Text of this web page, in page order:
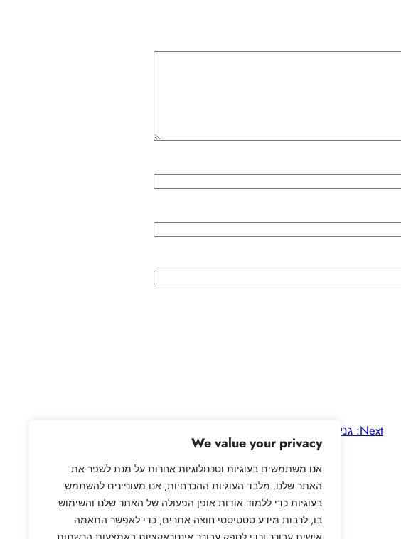
We value your privacy
אנו משתמשים בעוגיות וטכנולוגיות אחרות על מנת לשפר את
האתר שלנו. מלבד העוגיות ההכרחיות, אנו מעוניינים להשתמש
בעוגיות כדי ללמוד אודות אופן הפעולה של האתר שלנו והשימוש
בו, לרבות מידע סטטיסטי חוצה אתרים, כדי לאפשר התאמה
Next: גניאולוגיה לאלג'ריה , מרוקו וטוניסיה